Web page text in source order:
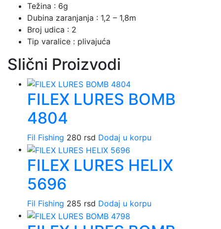
Težina : 6g
Dubina zaranjanja : 1,2 – 1,8m
Broj udica : 2
Tip varalice : plivajuća
Slični Proizvodi
FILEX LURES BOMB
4804
Fil Fishing 280 rsd Dodaj u korpu
FILEX LURES HELIX
5696
Fil Fishing 285 rsd Dodaj u korpu